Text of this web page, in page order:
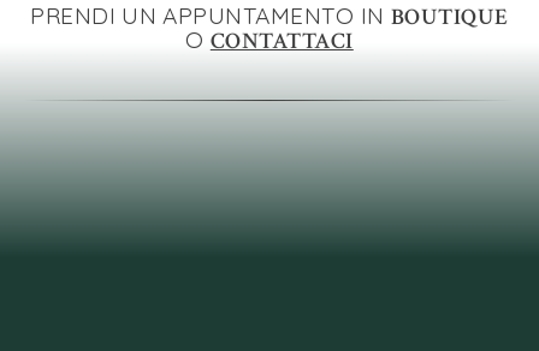
PRENDI UN APPUNTAMENTO IN BOUTIQUE
O CONTATTACI